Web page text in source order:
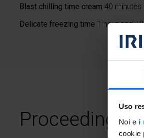
Uso
Noi e i
cookie
Blast chilling time cream 40 minutes
Delicate freezing time 1 hour and
Proceeding